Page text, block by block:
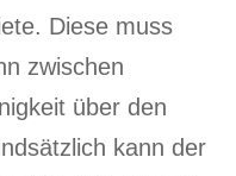
Diese muss
zwischen
über den
kann der